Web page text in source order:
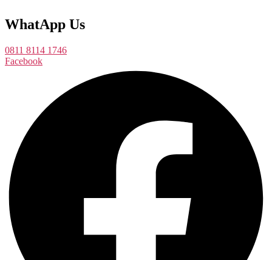
WhatApp Us
0811 8114 1746
Facebook